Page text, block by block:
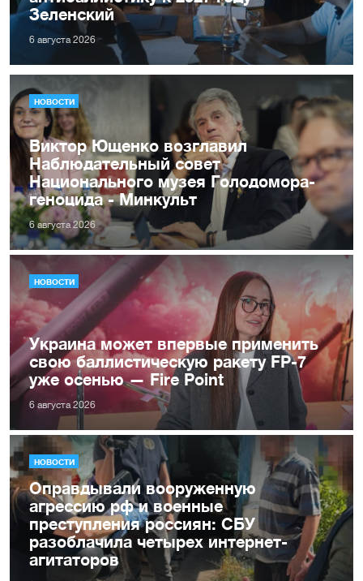
Зеленский
6 августа 2026
НОВОСТИ
Виктор Ющенко возглавил
Наблюдательный совет
Национального музея Голодомора-
геноцида - Минкульт
6 августа 2026
НОВОСТИ
Украина может впервые применить
свою баллистическую ракету FP-7
уже осенью — Fire Point
6 августа 2026
НОВОСТИ
Оправдывали вооруженную
агрессию рф и военные
преступления россиян: СБУ
разоблачила четырех интернет-
агитаторов